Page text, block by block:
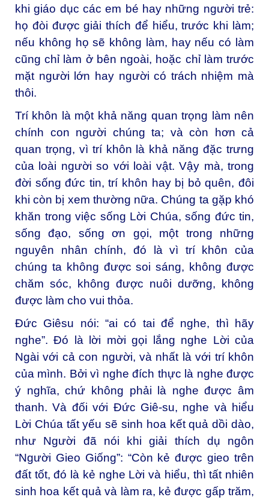
khi giáo dục các em bé hay những người trẻ:
họ đòi được giải thích để hiểu, trước khi làm;
nếu không họ sẽ không làm, hay nếu có làm
cũng chỉ làm ở bên ngoài, hoặc chỉ làm trước
mặt người lớn hay người có trách nhiệm mà
thôi.
Trí khôn là một khả năng quan trọng làm nên
chính con người chúng ta; và còn hơn cả
quan trọng, vì trí khôn là khả năng đặc trưng
của loài người so với loài vật. Vậy mà, trong
đời sống đức tin, trí khôn hay bị bỏ quên, đôi
khi còn bị xem thường nữa. Chúng ta gặp khó
khăn trong việc sống Lời Chúa, sống đức tin,
sống đạo, sống ơn gọi, một trong những
nguyên nhân chính, đó là vì trí khôn của
chúng ta không được soi sáng, không được
chăm sóc, không được nuôi dưỡng, không
được làm cho vui thỏa.
Đức Giêsu nói: “ai có tai để nghe, thì hãy
nghe”. Đó là lời mời gọi lắng nghe Lời của
Ngài với cả con người, và nhất là với trí khôn
của mình. Bởi vì nghe đích thực là nghe được
ý nghĩa, chứ không phải là nghe được âm
thanh. Và đối với Đức Giê-su, nghe và hiểu
Lời Chúa tất yếu sẽ sinh hoa kết quả dồi dào,
như Người đã nói khi giải thích dụ ngôn
“Người Gieo Giống”: “Còn kẻ được gieo trên
đất tốt, đó là kẻ nghe Lời và hiểu, thì tất nhiên
sinh hoa kết quả và làm ra, kẻ được gấp trăm,